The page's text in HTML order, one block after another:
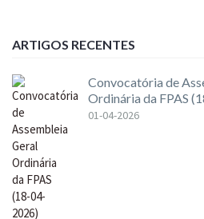
ARTIGOS RECENTES
Convocatória de
Ordinária da FPAS
01-04-2026